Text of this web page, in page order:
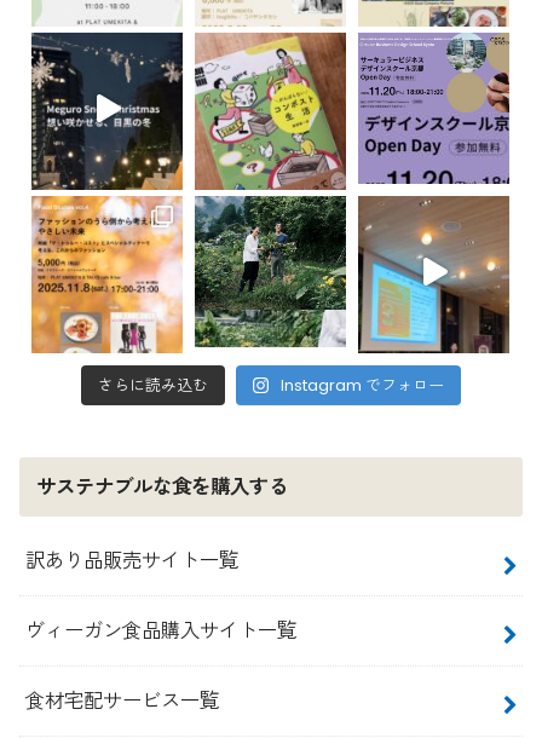
さらに読み込む Instagram でフォロー
サステナブルな食を購入する
訳あり品販売サイト一覧
ヴィーガン食品購入サイト一覧
食材宅配サービス一覧